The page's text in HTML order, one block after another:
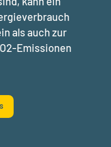
als auch zur
Emissionen